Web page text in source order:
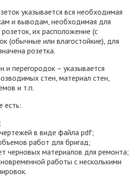
указывается вся необходимая
и выводам, необходимая для
их расположение (с
(обычные или влагостойкие), для
розетка.
и перегородок – указывается
стен, материал стен,
и т.п.
есть:
в виде файла pdf;
работ для бригад;
черновых материалов для ремонта;
работы с несколькими